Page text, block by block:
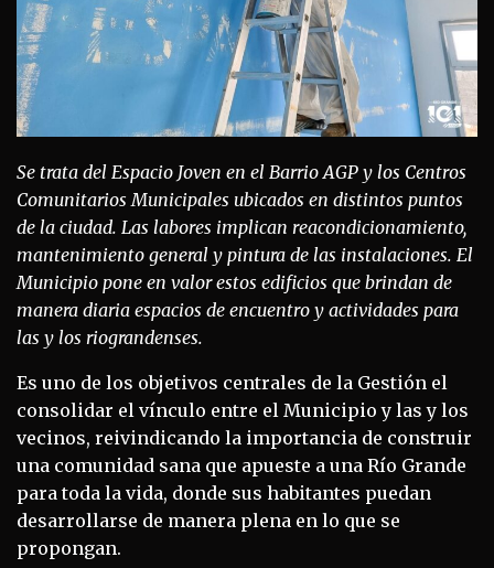
Se trata del Espacio Joven en el Barrio AGP y los Centros
Comunitarios Municipales ubicados en distintos puntos
de la ciudad. Las labores implican reacondicionamiento,
mantenimiento general y pintura de las instalaciones. El
Municipio pone en valor estos edificios que brindan de
manera diaria espacios de encuentro y actividades para
las y los riograndenses.
Es uno de los objetivos centrales de la Gestión el
consolidar el vínculo entre el Municipio y las y los
vecinos, reivindicando la importancia de construir
una comunidad sana que apueste a una Río Grande
para toda la vida, donde sus habitantes puedan
desarrollarse de manera plena en lo que se
propongan.